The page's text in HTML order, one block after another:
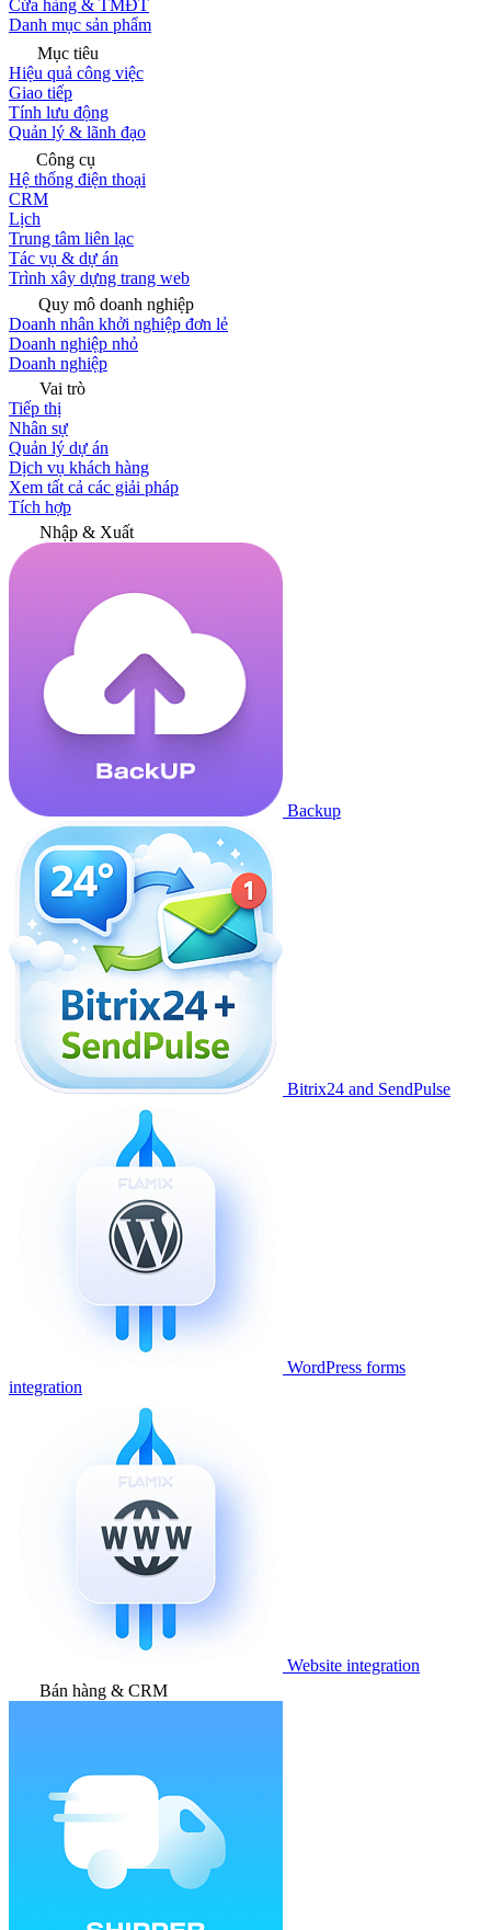
Cửa hàng & TMĐT
Danh mục sản phẩm
Mục tiêu
Hiệu quả công việc
Giao tiếp
Tính lưu động
Quản lý & lãnh đạo
Công cụ
Hệ thống điện thoại
CRM
Lịch
Trung tâm liên lạc
Tác vụ & dự án
Trình xây dựng trang web
Quy mô doanh nghiệp
Doanh nhân khởi nghiệp đơn lẻ
Doanh nghiệp nhỏ
Doanh nghiệp
Vai trò
Tiếp thị
Nhân sự
Quản lý dự án
Dịch vụ khách hàng
Xem tất cả các giải pháp
Tích hợp
Nhập & Xuất
Backup
Bitrix24 and SendPulse
WordPress forms
integration
Website integration
Bán hàng & CRM